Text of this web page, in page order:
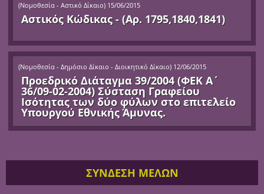
(Νομοθεσία - Αστικό Δίκαιο) 15/06/2015
Αστικός Κώδικας - (Αρ. 1795,1840,1841)
(Νομοθεσία - Δημόσιο Δίκαιο - Διοικητικό Δίκαιο) 12/06/2015
Προεδρικό Διάταγμα 39/2004 (ΦΕΚ Α΄
36/09-02-2004) Σύσταση Γραφείου
Ισότητας των δύο φύλων στο επιτελείο
Υπουργού Εθνικής Άμυνας.
ΣΥΝΔΕΣΗ ΜΕΛΩΝ